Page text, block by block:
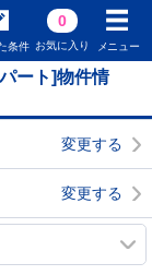
条件
0
お気に入り メニュー
ート]物件情
変更する
変更する